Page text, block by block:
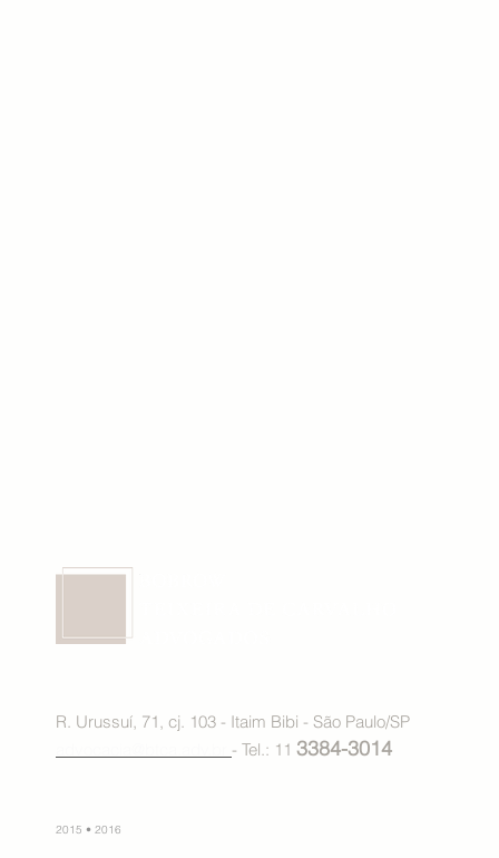
R. Urussuí, 71, cj. 103 - Itaim Bibi - São Paulo/SP
- Tel.: 11 3384-3014
2015 • 2016